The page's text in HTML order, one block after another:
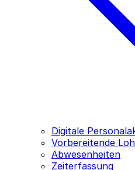
Digitale
Vorbereitende
Abwesenheiten
Zeiterfassung